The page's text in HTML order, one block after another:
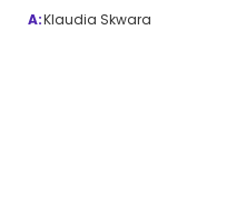
A:Klaudia Skwara